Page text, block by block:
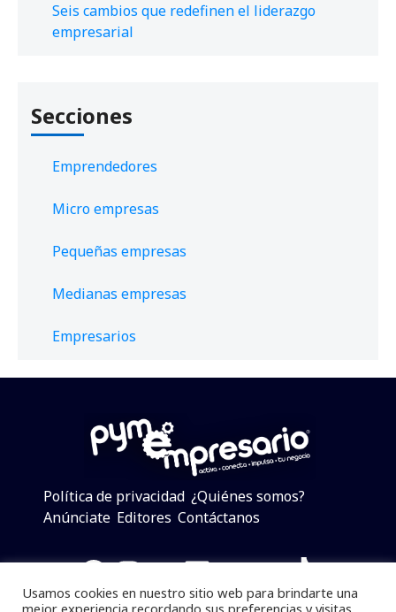
Seis cambios que redefinen el liderazgo
empresarial
Secciones
Emprendedores
Micro empresas
Pequeñas empresas
Medianas empresas
Empresarios
Política de privacidad ¿Quiénes somos?
Anúnciate Editores Contáctanos
Facebook
Instagram
Twitter
LinkedIn
Telegram
YouTube
TikTok
Usamos cookies en nuestro sitio web para brindarte una
mejor experiencia recordando sus preferencias y visitas